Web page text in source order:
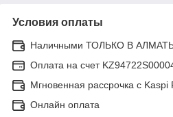
Условия оплаты
Наличными ТОЛЬКО В
Оплата на счет
Мгновенная рассрочка с Kaspi
Онлайн оплата